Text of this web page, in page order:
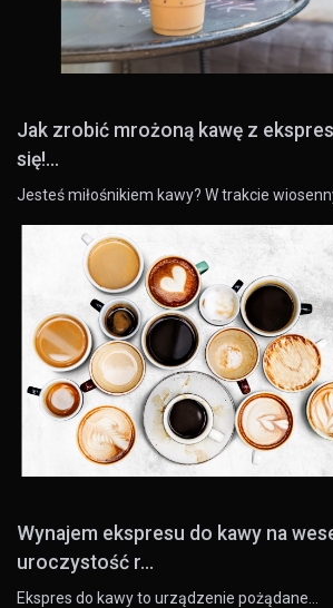
Jak zrobić mrożoną kawę z
się!...
Jesteś miłośnikiem kawy? W trakcie
Wynajem ekspresu do kawy na
uroczystość r...
Ekspres do kawy to urządzenie pożądane…